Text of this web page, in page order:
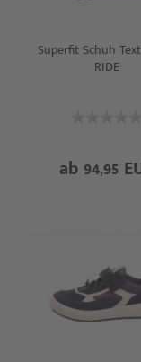
Superfit Schuh
RIDE
ab 94,95